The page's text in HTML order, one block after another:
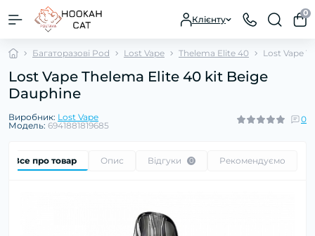
Клієнту
0
Багаторазові Pod Lost Vape Thelema Elite 40 Lost Vape
Lost Vape Thelema Elite 40 kit Beige
Dauphine
Виробник: Lost Vape
Модель: 6941881819685
0
Все про товар Опис Відгуки 0 Рекомендуємо